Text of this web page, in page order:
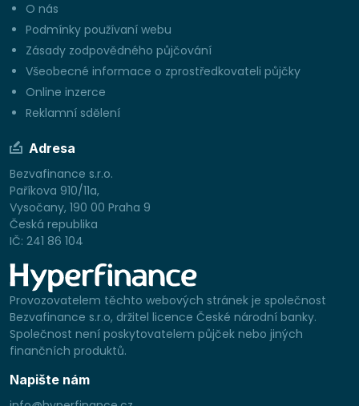
O nás
Podmínky používaní webu
Zásady zodpovědného půjčování
Všeobecné informace o zprostředkovateli půjčky
Online inzerce
Reklamní sdělení
Adresa
Bezvafinance s.r.o.
Paříkova 910/11a,
Vysočany, 190 00 Praha 9
Česká republika
IČ: 241 86 104
Provozovatelem těchto webových stránek je společnost
Bezvafinance s.r.o, držitel licence České národní banky.
Společnost není poskytovatelem půjček nebo jiných
finančních produktů.
Napište nám